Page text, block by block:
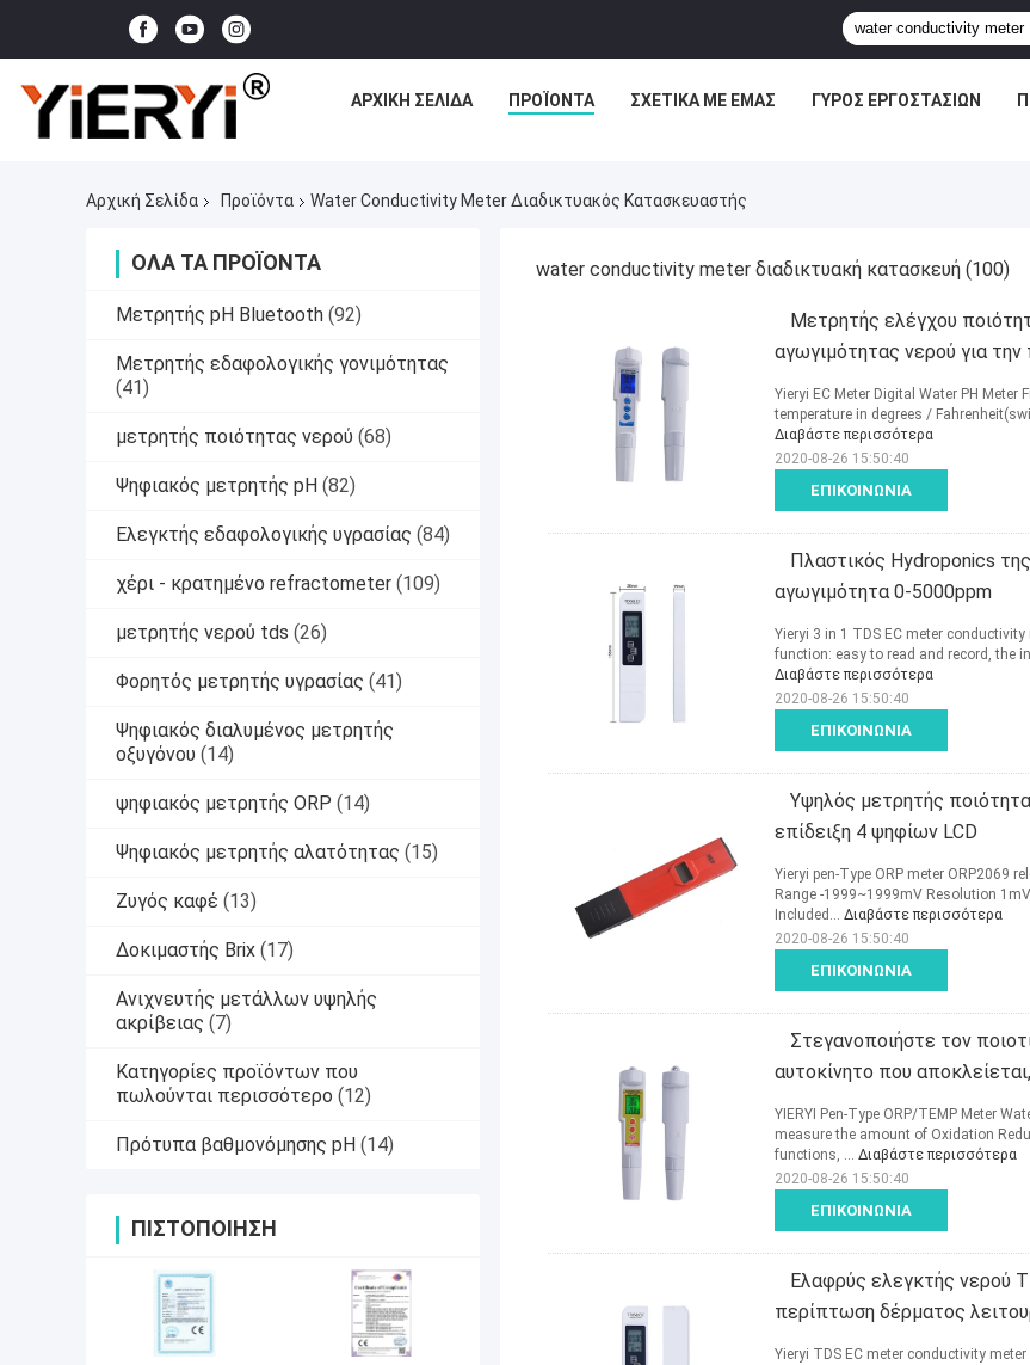
ΑΡΧΙΚΉ ΣΕΛΊΔΑ ΠΡΟΪΌΝΤΑ ΣΧΕΤΙΚΆ ΜΕ ΕΜΆΣ ΓΎΡΟΣ ΕΡΓΟΣΤΑΣΊΩΝ
Αρχική Σελίδα Προϊόντα Water Conductivity Meter Διαδικτυακός Κατασκευαστής
ΌΛΑ ΤΑ ΠΡΟΪΌΝΤΑ
Μετρητής pH Bluetooth (92)
Μετρητής εδαφολογικής γονιμότητας
(41)
μετρητής ποιότητας νερού (68)
Ψηφιακός μετρητής pH (82)
Ελεγκτής εδαφολογικής υγρασίας (84)
χέρι - κρατημένο refractometer (109)
μετρητής νερού tds (26)
Φορητός μετρητής υγρασίας (41)
Ψηφιακός διαλυμένος μετρητής
οξυγόνου (14)
ψηφιακός μετρητής ORP (14)
Ψηφιακός μετρητής αλατότητας (15)
Ζυγός καφέ (13)
Δοκιμαστής Brix (17)
Ανιχνευτής μετάλλων υψηλής
ακρίβειας (7)
Κατηγορίες προϊόντων που
πωλούνται περισσότερο (12)
Πρότυπα βαθμονόμησης pH (14)
ΠΙΣΤΟΠΟΊΗΣΗ
water conductivity meter διαδικτυακή κατασκευή (100)
Μετρητής ελέγχου
αγωγιμότητας νερού για την
ΕΠΙΚΟΙΝΩΝΊΑ
Yieryi EC Meter Digital Water PH
temperature in degrees /
Διαβάστε περισσότερα
2020-08-26 15:50:40
Πλαστικός Hydroponics
αγωγιμότητα 0-5000ppm
ΕΠΙΚΟΙΝΩΝΊΑ
Yieryi 3 in 1 TDS EC meter
function: easy to read and record, the
Διαβάστε περισσότερα
2020-08-26 15:50:40
Υψηλός μετρητής
επίδειξη 4 ψηφίων LCD
ΕΠΙΚΟΙΝΩΝΊΑ
Yieryi pen-Type ORP meter ORP2069
Range -1999~1999mV Resolution
Included... Διαβάστε περισσότερα
2020-08-26 15:50:40
Στεγανοποιήστε τον
αυτοκίνητο που
ΕΠΙΚΟΙΝΩΝΊΑ
YIERYI Pen-Type ORP/TEMP Meter
measure the amount of Oxidation
functions, ... Διαβάστε περισσότερα
2020-08-26 15:50:40
Ελαφρύς ελεγκτής νερού
περίπτωση δέρματος
Yieryi TDS EC meter conductivity